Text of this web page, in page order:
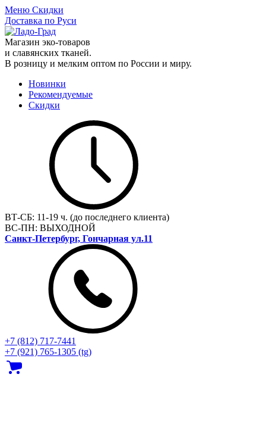
Меню Скидки
Доставка по Руси
Магазин эко-товаров
и славянских тканей.
В розницу и мелким оптом по России и миру.
Новинки
Рекомендуемые
Скидки
ВТ-СБ: 11-19 ч. (до последнего клиента)
ВС-ПН: ВЫХОДНОЙ
Санкт-Петербург, Гончарная ул.11
+7 (812) 717‑7441
+7 (921) 765-1305 (tg)